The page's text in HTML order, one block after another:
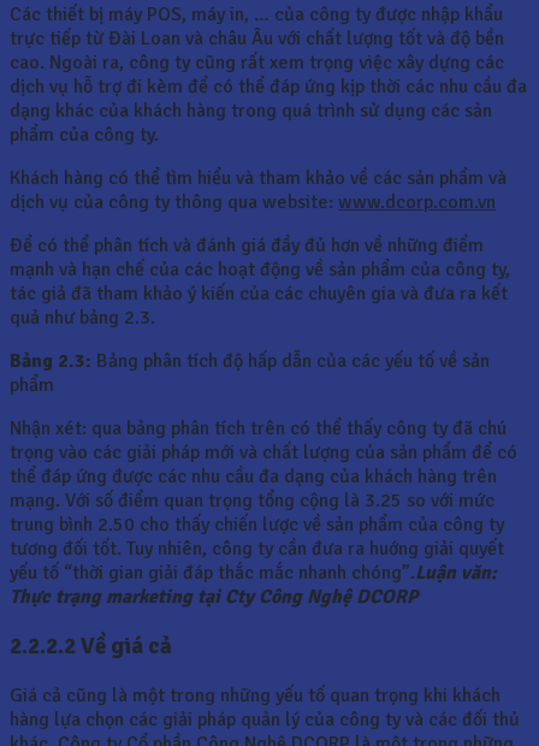
Các thiết bị máy POS, máy in, … của công ty được nhập khẩu
trực tiếp từ Đài Loan và châu Âu với chất lượng tốt và độ bền
cao. Ngoài ra, công ty cũng rất xem trọng việc xây dựng các
dịch vụ hỗ trợ đi kèm để có thể đáp ứng kịp thời các nhu cầu đa
dạng khác của khách hàng trong quá trình sử dụng các sản
phẩm của công ty.
Khách hàng có thể tìm hiểu và tham khảo về các sản phẩm và
dịch vụ của công ty thông qua website: www.dcorp.com.vn
Để có thể phân tích và đánh giá đầy đủ hơn về những điểm
mạnh và hạn chế của các hoạt động về sản phẩm của công ty,
tác giả đã tham khảo ý kiến của các chuyên gia và đưa ra kết
quả như bảng 2.3.
Bảng 2.3: Bảng phân tích độ hấp dẫn của các yếu tố về sản
phẩm
Nhận xét: qua bảng phân tích trên có thể thấy công ty đã chú
trọng vào các giải pháp mới và chất lượng của sản phẩm để có
thể đáp ứng được các nhu cầu đa dạng của khách hàng trên
mạng. Với số điểm quan trọng tổng cộng là 3.25 so với mức
trung bình 2.50 cho thấy chiến lược về sản phẩm của công ty
tương đối tốt. Tuy nhiên, công ty cần đưa ra huớng giải quyết
yếu tố “thời gian giải đáp thắc mắc nhanh chóng”.Luận văn:
Thực trạng marketing tại Cty Công Nghệ DCORP
2.2.2.2 Về giá cả
Giá cả cũng là một trong những yếu tố quan trọng khi khách
hàng lựa chọn các giải pháp quản lý của công ty và các đối thủ